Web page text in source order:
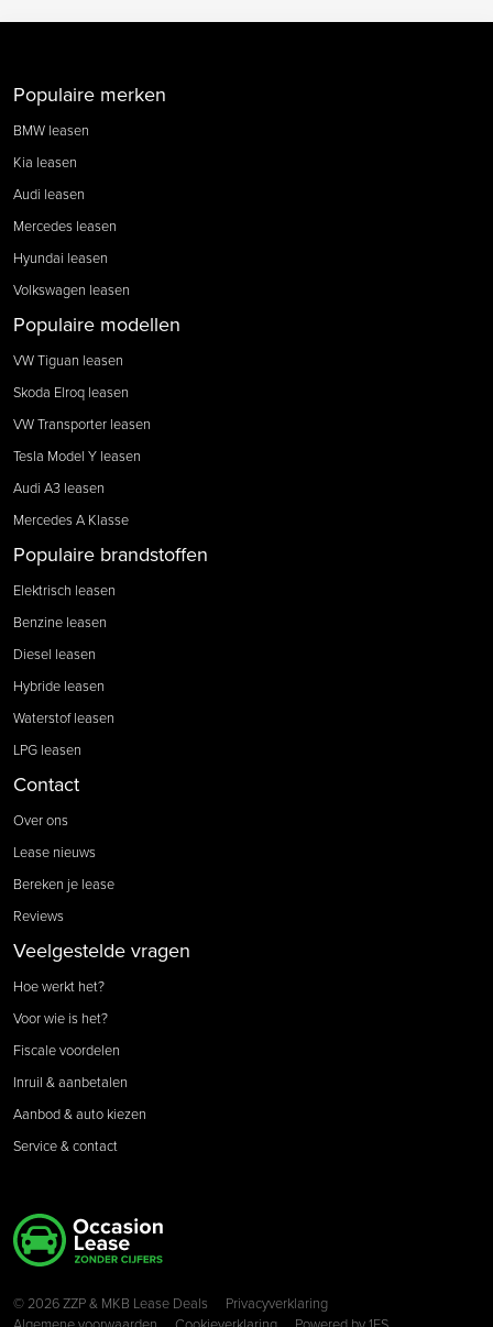
Populaire merken
BMW leasen
Kia leasen
Audi leasen
Mercedes leasen
Hyundai leasen
Volkswagen leasen
Populaire modellen
VW Tiguan leasen
Skoda Elroq leasen
VW Transporter leasen
Tesla Model Y leasen
Audi A3 leasen
Mercedes A Klasse
Populaire brandstoffen
Elektrisch leasen
Benzine leasen
Diesel leasen
Hybride leasen
Waterstof leasen
LPG leasen
Contact
Over ons
Lease nieuws
Bereken je lease
Reviews
Veelgestelde vragen
Hoe werkt het?
Voor wie is het?
Fiscale voordelen
Inruil & aanbetalen
Aanbod & auto kiezen
Service & contact
Copyright navigation
© 2026 ZZP & MKB Lease Deals
Privacyverklaring